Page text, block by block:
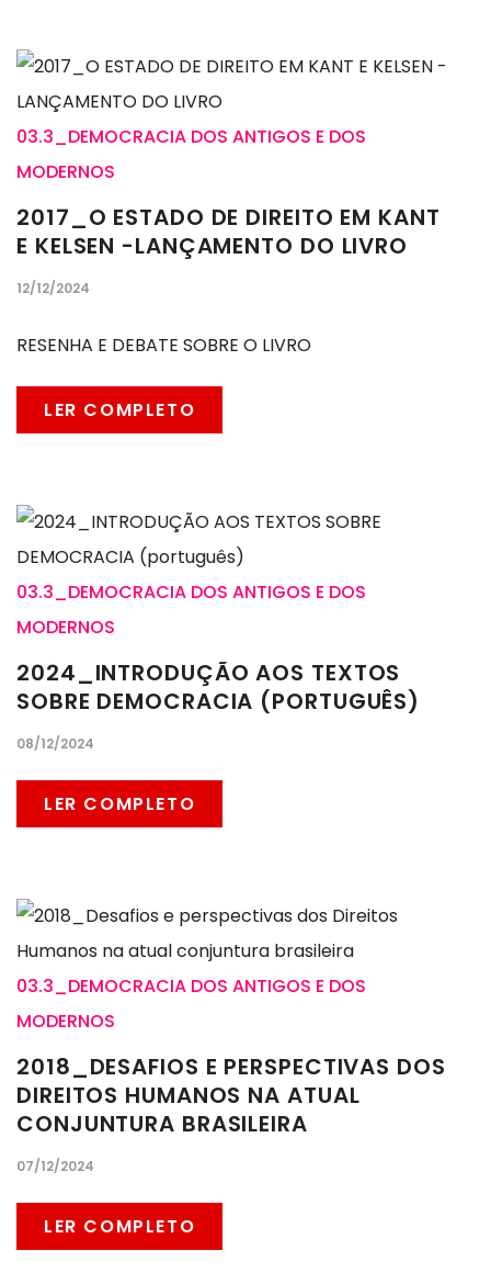
03.3_DEMOCRACIA DOS ANTIGOS E DOS
MODERNOS
2017_O ESTADO DE DIREITO EM KANT
E KELSEN -LANÇAMENTO DO LIVRO
12/12/2024
RESENHA E DEBATE SOBRE O LIVRO
LER COMPLETO
03.3_DEMOCRACIA DOS ANTIGOS E DOS
MODERNOS
2024_INTRODUÇÃO AOS TEXTOS
SOBRE DEMOCRACIA (PORTUGUÊS)
08/12/2024
LER COMPLETO
03.3_DEMOCRACIA DOS ANTIGOS E DOS
MODERNOS
2018_DESAFIOS E PERSPECTIVAS DOS
DIREITOS HUMANOS NA ATUAL
CONJUNTURA BRASILEIRA
07/12/2024
LER COMPLETO